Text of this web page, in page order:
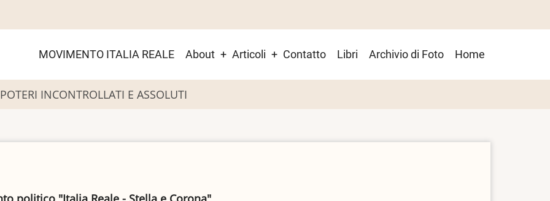
Main
menu
MOVIMENTO ITALIA REALE About Articoli Contatto Libri Archivio di Foto Home
INCONTROLLATI E ASSOLUTI